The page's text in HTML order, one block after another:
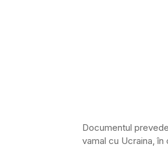
Documentul
vamal cu Ucraina,